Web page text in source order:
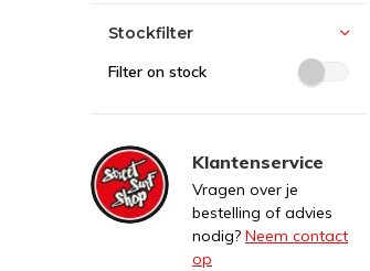
Stockfilter
Filter on stock
Klantenservice
Vragen over je
bestelling of advies
nodig? Neem contact
op